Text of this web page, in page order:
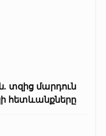
տզից մարդուն
հետևանքները